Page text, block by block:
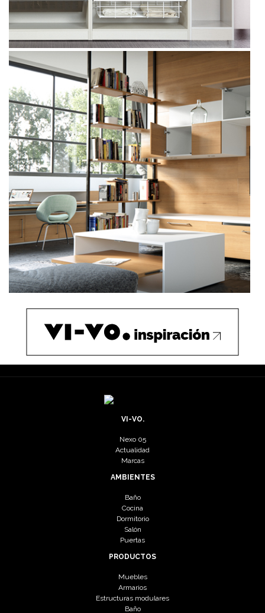
VI-VO.
Nexo 05
Actualidad
Marcas
AMBIENTES
Baño
Cocina
Dormitorio
Salón
Puertas
PRODUCTOS
Muebles
Armarios
Estructuras modulares
Baño